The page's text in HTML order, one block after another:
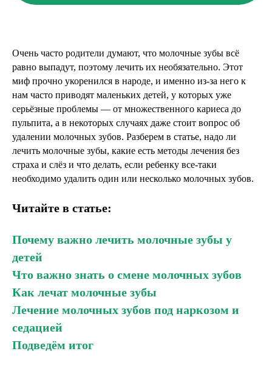
Очень часто родители думают, что молочные зубы всё
равно выпадут, поэтому лечить их необязательно. Этот
миф прочно укоренился в народе, и именно из-за него к
нам часто приводят маленьких детей, у которых уже
серьёзные проблемы — от множественного кариеса до
пульпита, а в некоторых случаях даже стоит вопрос об
удалении молочных зубов. Разберем в статье, надо ли
лечить молочные зубы, какие есть методы лечения без
страха и слёз и что делать, если ребенку все-таки
необходимо удалить один или несколько молочных зубов.
Читайте в статье:
Почему важно лечить молочные зубы у
детей
Что важно знать о смене молочных зубов
Как лечат молочные зубы
Лечение молочных зубов под наркозом и
седацией
Подведём итог
«Порой мы видим детей, которые из-за боли жуют